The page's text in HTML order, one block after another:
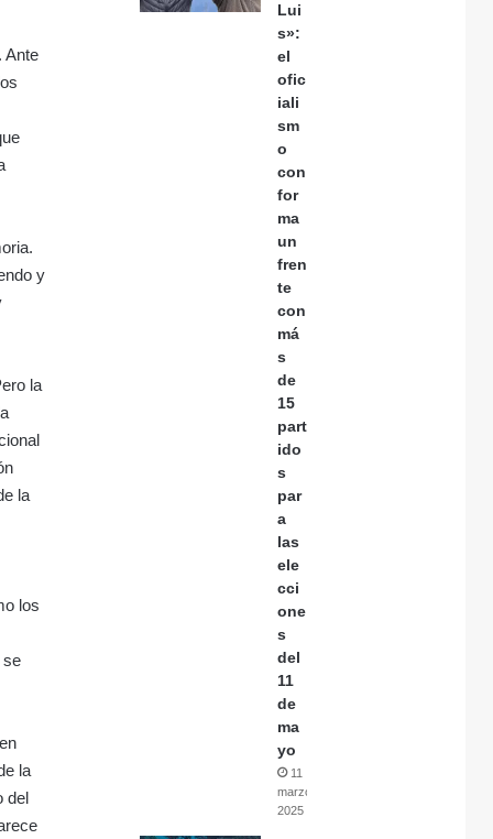
Ante
y
la
la
los
se
la
del
Lui
s»:
el
ofic
iali
sm
o
con
for
ma
un
fren
te
con
má
s
de
15
part
ido
s
par
a
las
ele
cci
one
s
del
11
de
ma
yo
11
marzo,
2025